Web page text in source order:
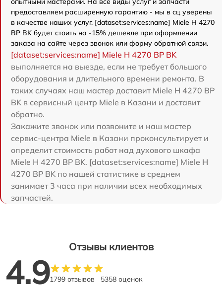
предоставляем расширенную гарантию - мы в сц уверены
в качестве наших услуг. [dataset:services:name] Miele H 4270
BP BK будет стоить на -15% дешевле при оформлении
заказа на сайте через звонок или форму обратной связи.
[dataset:services:name] Miele H 4270 BP BK
выполняется на выезде, если не требует большого
оборудования и длительного времени ремонта. В
таких случаях наш мастер доставит Miele H 4270 BP
BK в сервисный центр Miele в Казани и доставит
обратно.
Закажите звонок или позвоните и наш мастер
сервис-центра Miele в Казани проконсультирует и
определит стоимость работ над духового шкафа
Miele H 4270 BP BK. [dataset:services:name] Miele H
4270 BP BK по нашей статистике в среднем
занимает 3 часа при наличии всех необходимых
запчастей.
Отзывы клиентов
4.91799 отзывов 5358 оценок